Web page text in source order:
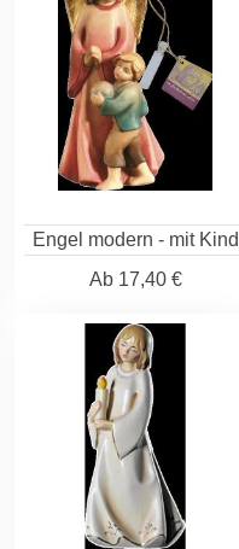
Engel modern - mit Kind
Ab17,40 €